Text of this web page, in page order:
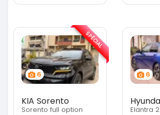
6
KIA Sorento
Sorento full option
SPÉCIAL
6
Elantra